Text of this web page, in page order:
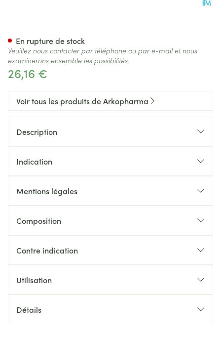
26,16 €
En rupture de stock
Veuillez nous contacter par téléphone ou par e-mail et nous
examinerons ensemble les possibilités.
Voir tous les produits de Arkopharma
Description
Indication
Mentions légales
Composition
Contre indication
Utilisation
Détails